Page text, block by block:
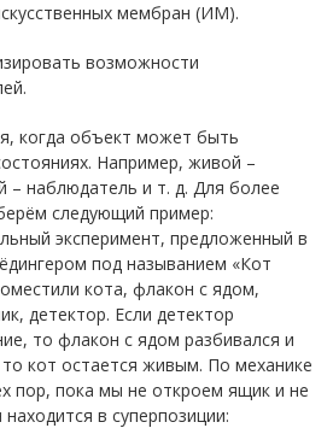
мембран (ИМ).
возможности
когда объект может быть
Например, живой –
наблюдатель и т. д. Для более
следующий пример:
эксперимент, предложенный в
под называнием «Кот
кота, флакон с ядом,
детектор. Если детектор
то флакон с ядом разбивался и
кот остается живым. По механике
пор, пока мы не откроем ящик и не
в суперпозиции: